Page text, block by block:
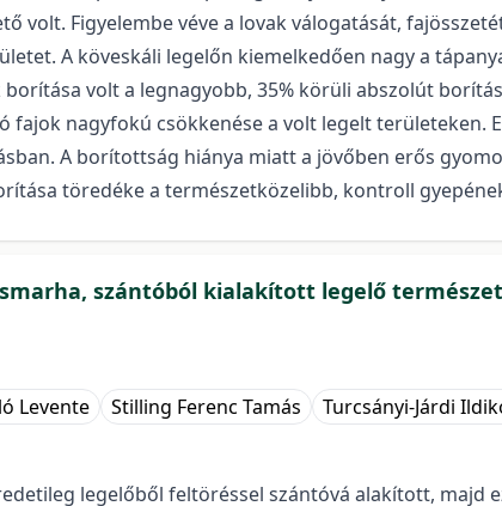
volt. Figyelembe véve a lovak válogatását,
A köveskáli legelőn kiemelkedően nagy a
volt a legnagyobb, 35% körüli abszolút
fajok nagyfokú csökkenése a volt legelt területeken.
A borítottság hiánya miatt a jövőben erős
töredéke a természetközelibb, kontroll
szántóból kialakított legelő
Levente Stilling Ferenc Tamás Turcsányi-Járdi
legelőből feltöréssel szántóvá alakított,